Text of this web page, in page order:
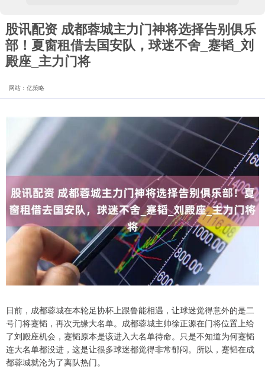
股讯配资 成都蓉城主力门神将选择告别俱乐
部！夏窗租借去国安队，球迷不舍_蹇韬_刘
殿座_主力门将
网站：亿策略
日前，成都蓉城在本轮足协杯上跟鲁能相遇，让球迷觉得意外的是二
号门将蹇韬，再次无缘大名单。成都蓉城主帅徐正源在门将位置上给
了刘殿座机会，蹇韬原本是该进入大名单待命。只是不知道为何蹇韬
连大名单都没进，这是让很多球迷都觉得非常郁闷。所以，蹇韬在成
都蓉城就沦为了离队热门。